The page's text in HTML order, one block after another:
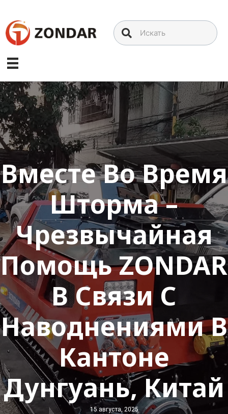
содержимому
Вместе Во Время
Шторма –
Чрезвычайная
Помощь ZONDAR
В Связи С
Наводнениями В
Кантоне
Дунгуань, Китай
15 августа, 2025